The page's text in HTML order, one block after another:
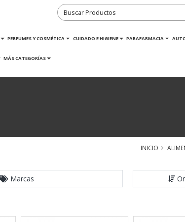
PERFUMES Y COSMÉTICA CUIDADO E HIGIENE PARAFARMACIA
MÁS CATEGORÍAS
INICIO
Marcas